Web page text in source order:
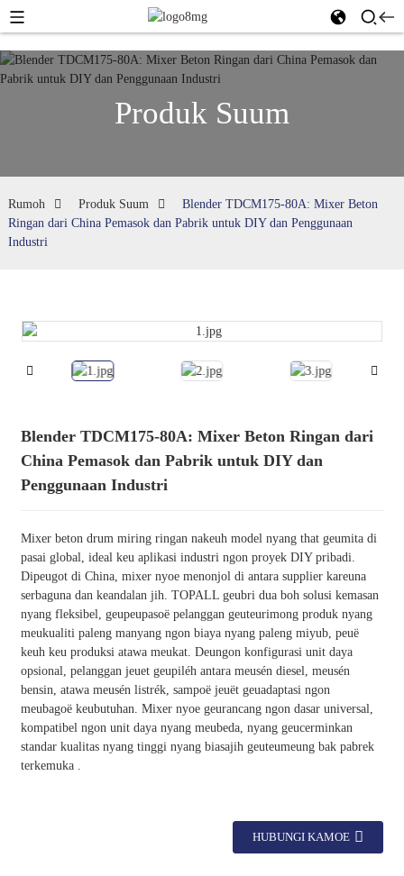
Produk Suum
Rumoh Produk Suum
Blender TDCM175-80A: Mixer Beton
Ringan dari China Pemasok dan Pabrik untuk DIY dan Penggunaan
Industri
Blender TDCM175-80A: Mixer Beton Ringan dari
China Pemasok dan Pabrik untuk DIY dan
Penggunaan Industri
Mixer beton drum miring ringan nakeuh model nyang that geumita di
pasai global, ideal keu aplikasi industri ngon proyek DIY pribadi.
Dipeugot di China, mixer nyoe menonjol di antara supplier kareuna
serbaguna dan keandalan jih. TOPALL geubri dua boh solusi kemasan
nyang fleksibel, geupeupasoë pelanggan geuteurimong produk nyang
meukualiti paleng manyang ngon biaya nyang paleng miyub, peuë
keuh keu produksi atawa meukat. Deungon konfigurasi unit daya
opsional, pelanggan jeuet geupiléh antara meusén diesel, meusén
bensin, atawa meusén listrék, sampoë jeuët geuadaptasi ngon
meubagoë keubutuhan. Mixer nyoe geurancang ngon dasar universal,
kompatibel ngon unit daya nyang meubeda, nyang geucerminkan
standar kualitas nyang tinggi nyang biasajih geuteumeung bak pabrek
terkemuka .
HUBUNGI KAMOE